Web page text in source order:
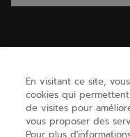
BESOIN D'AIDE ?
En visitant ce site,
cookies qui
de visites pour
vous proposer des